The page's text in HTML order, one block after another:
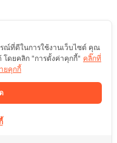
รณ์ที่ดีในการใช้งานเว็บไซต์ คุณ
โดยคลิก "การตั้งค่าคุกกี้" คลิ๊กที่
ยคุกกี้